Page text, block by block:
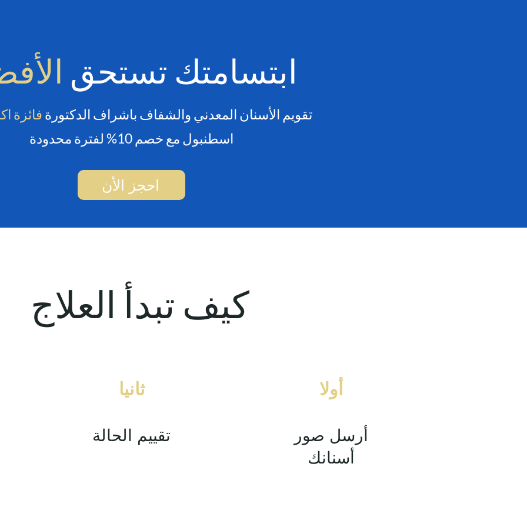
ابتسامتك تستحق
تقويم الأسنان المعدني والشفاف باشراف الدكتورة فائزة
اسطنبول مع خصم 10% لفترة محدودة
احجز الأن
كيف تبدأ العلاج
ثانيا
تقييم الحالة
أولا
أرسل صور
أسنانك